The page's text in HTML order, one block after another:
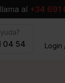
al +34 691
04 54 Login